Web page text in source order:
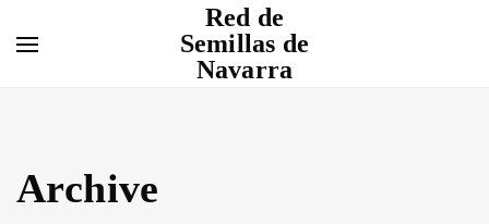
Red de
Semillas de
Navarra
Archive